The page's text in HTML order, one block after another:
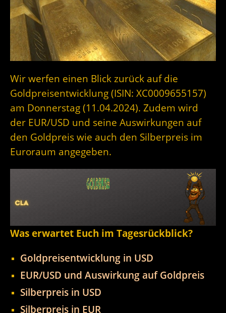
Wir werfen einen Blick zurück auf die
Goldpreisentwicklung (ISIN: XC0009655157)
am Donnerstag (11.04.2024). Zudem wird
der EUR/USD und seine Auswirkungen auf
den Goldpreis wie auch den Silberpreis im
Euroraum angegeben.
Was erwartet Euch im Tagesrückblick?
Goldpreisentwicklung in USD
EUR/USD und Auswirkung auf Goldpreis
Silberpreis in USD
Silberpreis in EUR